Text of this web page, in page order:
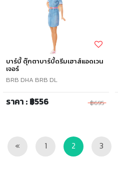
บาร์บี้ ตุ๊กตาบาร์บี้ดรีมเฮาส์แอดเวน
เจอร์
BRB DHA BRB DL
ราคา : ฿556 ฿695
« Previous1 2 3